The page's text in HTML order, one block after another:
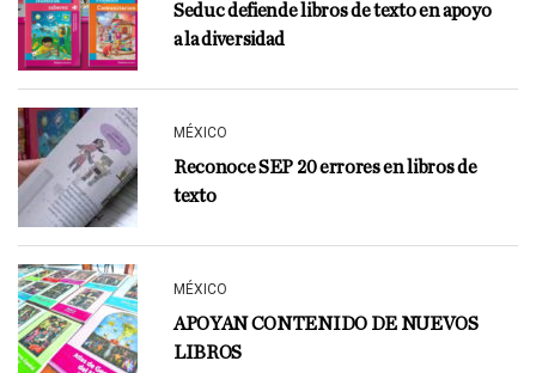
Seduc defiende libros de texto en apoyo
a la diversidad
MÉXICO
Reconoce SEP 20 errores en libros de
texto
MÉXICO
APOYAN CONTENIDO DE NUEVOS
LIBROS